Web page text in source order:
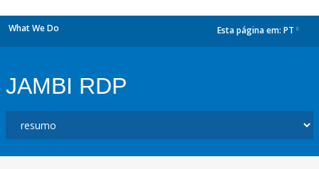
What We Do Esta página em: PT
JAMBI RDP